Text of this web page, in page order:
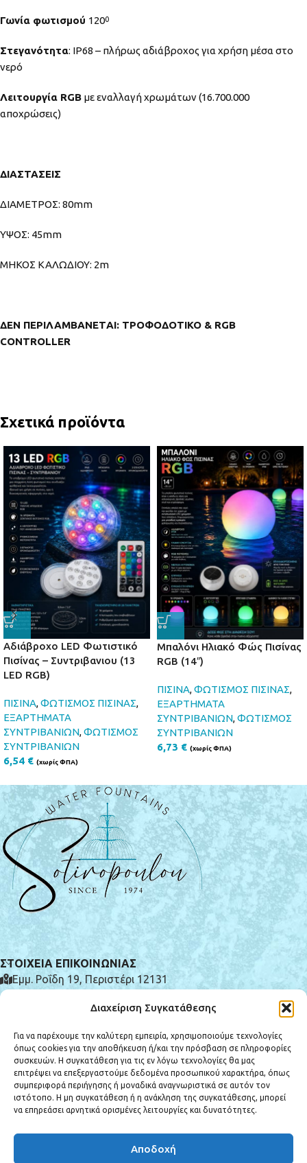
Διαχείριση Συγκατάθεσης
Για να παρέχουμε την καλύτερη εμπειρία, χρησιμοποιούμε τεχνολογίες
όπως cookies για την αποθήκευση ή/και την πρόσβαση σε πληροφορίες
συσκευών. Η συγκατάθεση για τις εν λόγω τεχνολογίες θα μας
επιτρέψει να επεξεργαστούμε δεδομένα προσωπικού χαρακτήρα, όπως
συμπεριφορά περιήγησης ή μοναδικά αναγνωριστικά σε αυτόν τον
ιστότοπο. Η μη συγκατάθεση ή η ανάκληση της συγκατάθεσης, μπορεί
να επηρεάσει αρνητικά ορισμένες λειτουργίες και δυνατότητες.
Αποδοχή
Γωνία φωτισμού 1200
Στεγανότητα: IP68 – πλήρως αδιάβροχος για χρήση μέσα στο
νερό
Λειτουργία RGB με εναλλαγή χρωμάτων (16.700.000
αποχρώσεις)
ΔΙΑΣΤΑΣΕΙΣ
ΔΙΑΜΕΤΡΟΣ: 80mm
YΨΟΣ: 45mm
MHKOΣ ΚΑΛΩΔΙΟΥ: 2m
ΔΕΝ ΠΕΡΙΛΑΜΒΑΝΕTΑΙ: ΤΡΟΦΟΔΟΤΙΚΟ & RGB
CONTROLLER
Σχετικά προϊόντα
Αδιάβροχο LED Φωτιστικό
Πισίνας – Συντριβανιου (13
LED RGB)
ΠΙΣΙΝΑ,ΦΩΤΙΣΜΟΣ ΠΙΣΙΝΑΣ,
ΕΞΑΡΤΗΜΑΤΑ
ΣΥΝΤΡΙΒΑΝΙΩΝ,ΦΩΤΙΣΜΟΣ
ΣΥΝΤΡΙΒΑΝΙΩΝ
6,54 € (χωρίς ΦΠΑ)
Μπαλόνι Ηλιακό Φώς Πισίνας
RGB (14″)
ΠΙΣΙΝΑ,ΦΩΤΙΣΜΟΣ ΠΙΣΙΝΑΣ,
ΕΞΑΡΤΗΜΑΤΑ
ΣΥΝΤΡΙΒΑΝΙΩΝ,ΦΩΤΙΣΜΟΣ
ΣΥΝΤΡΙΒΑΝΙΩΝ
6,73 € (χωρίς ΦΠΑ)
ΣΤΟΙΧΕΙΑ ΕΠΙΚΟΙΝΩΝΙΑΣ
Εμμ. Ροΐδη 19, Περιστέρι 12131
(+30) 210 575 0185
ΚΑΤΗΓΟΡΙΕΣ ΠΡΟΪΟΝΤΩΝ
ΕΞΥΠΗΡΕΤΗΣΗ ΠΕΛΑΤΩΝ
Copyright © 2025 e-syntrivania.gr - All rights reserved. Created by